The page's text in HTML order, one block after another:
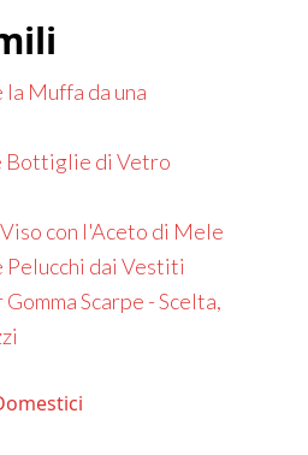
Muffa da una
Bottiglie di Vetro
con l'Aceto di Mele
Pelucchi dai Vestiti
Scarpe - Scelta,